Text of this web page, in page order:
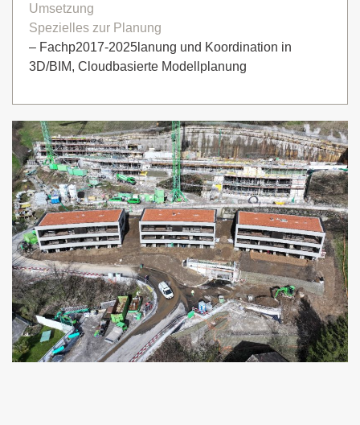
Umsetzung
Spezielles zur Planung
– Fachp2017-2025lanung und Koordination in
3D/BIM, Cloudbasierte Modellplanung